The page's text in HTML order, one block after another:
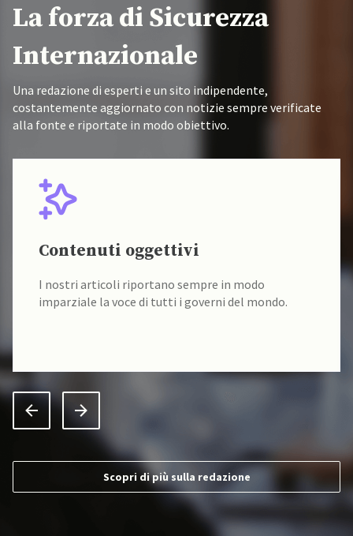
La forza di Sicurezza
Internazionale
Una redazione di esperti e un sito indipendente,
costantemente aggiornato con notizie sempre verificate
alla fonte e riportate in modo obiettivo.
Contenuti oggettivi
I nostri articoli riportano sempre in modo
imparziale la voce di tutti i governi del mondo.
Scopri di più sulla redazione